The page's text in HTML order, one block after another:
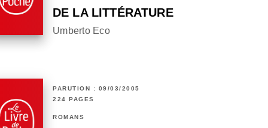
DE LA LITTÉRATURE
Umberto Eco
PARUTION : 09/03/2005
224 PAGES
ROMANS